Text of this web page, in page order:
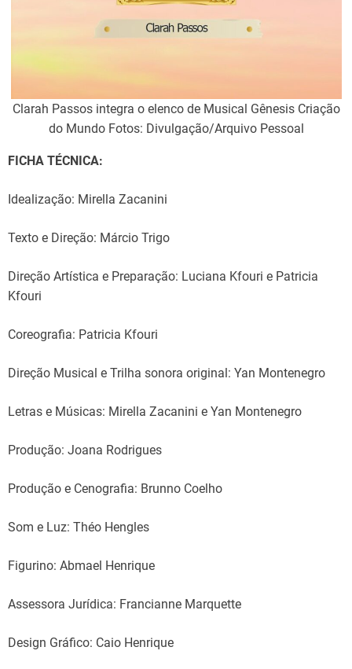
Clarah Passos integra o elenco de Musical Gênesis Criação
do Mundo Fotos: Divulgação/Arquivo Pessoal
FICHA TÉCNICA:
Idealização: Mirella Zacanini
Texto e Direção: Márcio Trigo
Direção Artística e Preparação: Luciana Kfouri e Patricia
Kfouri
Coreografia: Patricia Kfouri
Direção Musical e Trilha sonora original: Yan Montenegro
Letras e Músicas: Mirella Zacanini e Yan Montenegro
Produção: Joana Rodrigues
Produção e Cenografia: Brunno Coelho
Som e Luz: Théo Hengles
Figurino: Abmael Henrique
Assessora Jurídica: Francianne Marquette
Design Gráfico: Caio Henrique